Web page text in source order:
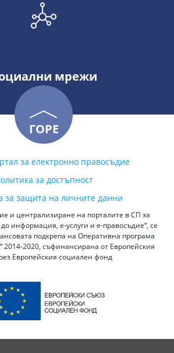
мрежи
ГОРЕ
за електронно правосъдие
за достъпност
за защита на личните данни
и централизиране на порталите в СП за
информация, е-услуги и е-правосъдие“, се
подкрепа на Оперативна програма
2014-2020, съфинансирана от Европейския
Европейския социален фонд